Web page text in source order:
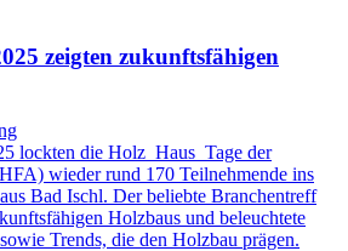
zeigten zukunftsfähigen
lockten die Holz_Haus_Tage der
wieder rund 170 Teilnehmende ins
Bad Ischl. Der beliebte Branchentreff
Holzbaus und beleuchtete
Trends, die den Holzbau prägen.